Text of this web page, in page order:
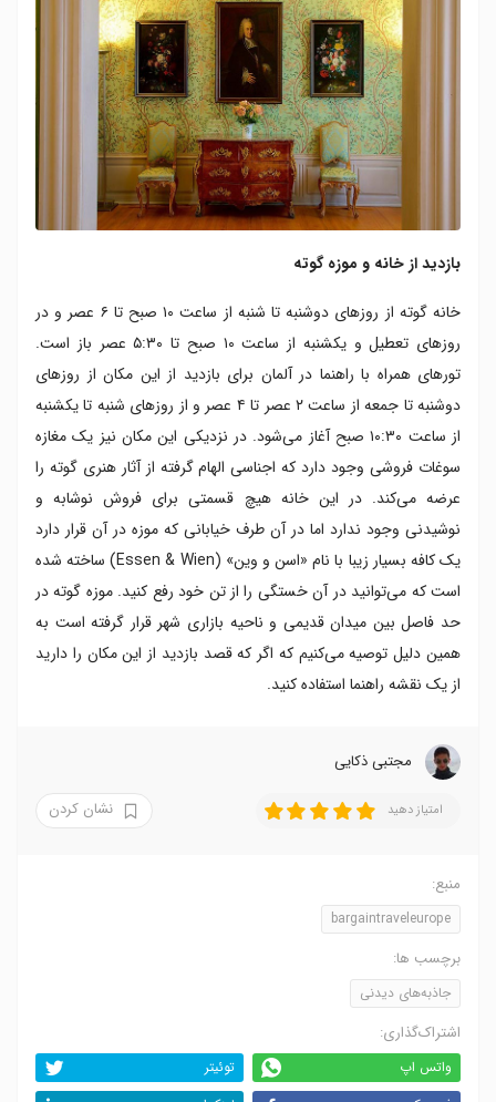
بازدید از خانه و موزه گوته
خانه گوته از روزهای دوشنبه تا شنبه از ساعت ۱۰ صبح تا ۶ عصر و در
روزهای تعطیل و یکشنبه از ساعت ۱۰ صبح تا ۵:۳۰ عصر باز است.
تورهای همراه با راهنما در آلمان برای بازدید از این مکان از روزهای
دوشنبه تا جمعه از ساعت ۲ عصر تا ۴ عصر و از روزهای شنبه تا یکشنبه
از ساعت ۱۰:۳۰ صبح آغاز می‌شود. در نزدیکی این مکان نیز یک مغازه
سوغات فروشی وجود دارد که اجناسی الهام گرفته از آثار هنری گوته را
عرضه می‌کند. در این خانه هیچ قسمتی برای فروش نوشابه و
نوشیدنی‌ وجود ندارد اما در آن طرف خیابانی که موزه در آن قرار دارد
یک کافه بسیار زیبا با نام «اسن و وین» (Essen & Wien) ساخته شده
است که می‌توانید در آن خستگی را از تن خود رفع کنید. موزه گوته در
حد فاصل بین میدان قدیمی و ناحیه بازاری شهر قرار گرفته است به
همین دلیل توصیه می‌کنیم که اگر که قصد بازدید از این مکان را دارید
از یک نقشه راهنما استفاده کنید.
مجتبی ذکایی
امتیاز دهید نشان کردن
منبع:
bargaintraveleurope
برچسب ها:
جاذبه‌های دیدنی
اشتراک‌گذاری:
واتس اپ
توئیتر